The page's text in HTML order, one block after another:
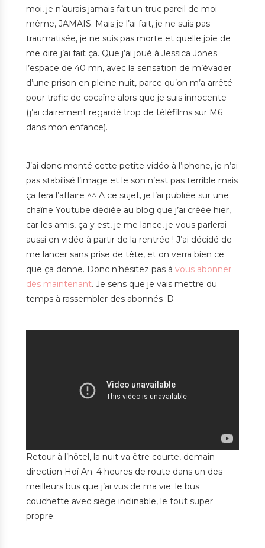
moi, je n’aurais jamais fait un truc pareil de moi
même, JAMAIS. Mais je l’ai fait, je ne suis pas
traumatisée, je ne suis pas morte et quelle joie de
me dire j’ai fait ça. Que j’ai joué à Jessica Jones
l’espace de 40 mn, avec la sensation de m’évader
d’une prison en pleine nuit, parce qu’on m’a arrêté
pour trafic de cocaïne alors que je suis innocente
(j’ai clairement regardé trop de téléfilms sur M6
dans mon enfance).
J’ai donc monté cette petite vidéo à l’iphone, je n’ai
pas stabilisé l’image et le son n’est pas terrible mais
ça fera l’affaire ^^ A ce sujet, je l’ai publiée sur une
chaîne Youtube dédiée au blog que j’ai créée hier,
car les amis, ça y est, je me lance, je vous parlerai
aussi en vidéo à partir de la rentrée ! J’ai décidé de
me lancer sans prise de tête, et on verra bien ce
que ça donne. Donc n’hésitez pas à vous abonner
dès maintenant. Je sens que je vais mettre du
temps à rassembler des abonnés :D
Retour à l’hôtel, la nuit va être courte, demain
direction Hoï An. 4 heures de route dans un des
meilleurs bus que j’ai vus de ma vie: le bus
couchette avec siège inclinable, le tout super
propre.